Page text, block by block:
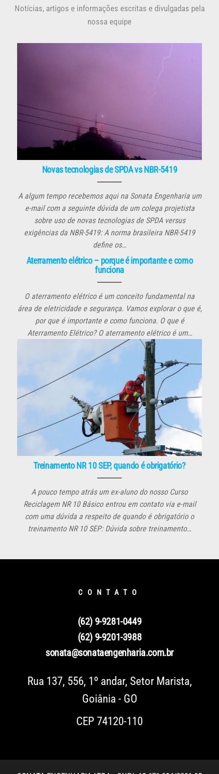
Notícias, artigos e informações escritas e divulgadas pela
nossa equipe
Novas tecnologias de SPDA vs NBR-5419
A algum tempo recebemos aqui na Sonata Engenharia um
e-mail com a seguinte dúvida de um colega projetista
sobre uso de novas tecnologias de SPDA versus
exigências da NBR-5419: A norma brasileira NBR-5419
define os…
Aterramento elétrico – porque é importante e como
funciona
O aterramento elétrico é um conceito fundamental na
área de eletricidade e segurança. Vamos explorar o que é,
por que é importante e como funciona. O que é
Aterramento Elétrico? O aterramento elétrico é um…
Treinamento NR 10 SEP, quando é obrigatório?
A pouco tempo atrás um ex-aluno do nosso Curso
Reciclagem NR 10 Básico entrou em contato via e-mail
com uma dúvida a respeito de quando é obrigatório o
treinamento NR 10 SEP: Dúvida sobre treinamento…
CONTATO
(62) 9-9281-0449
(62) 9-9201-3988
sonata@sonataengenharia.com.br
Rua 137, 556, 1º andar, Setor Marista,
Goiânia - GO
CEP 74120-110